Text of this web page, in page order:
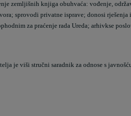
zemljišnih knjiga obuhvaća: vođenje,
sprovodi privatne isprave; donosi
za praćenje rada Ureda; arhivkse
je viši stručni saradnik za odnose s